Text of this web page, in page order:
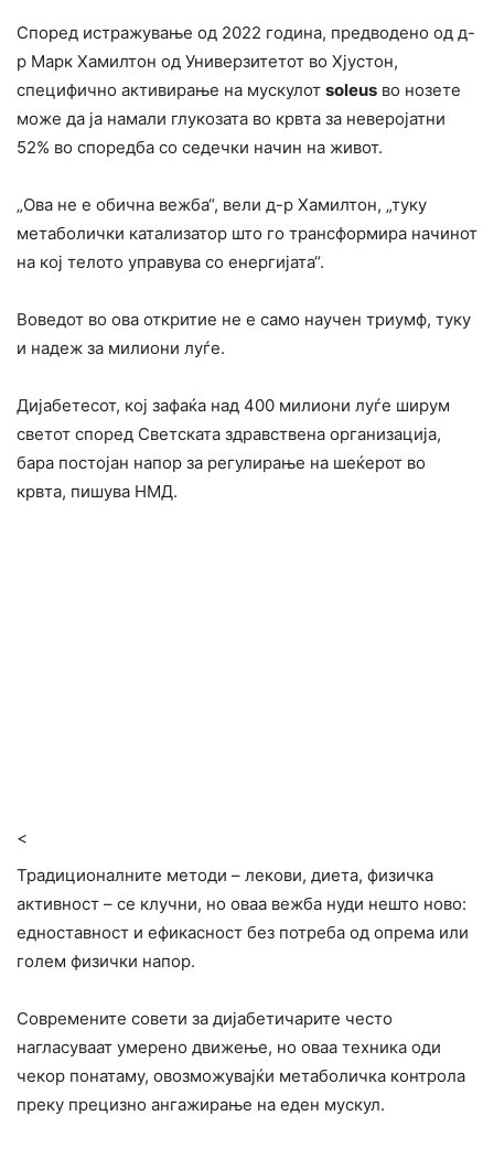
Според истражување од 2022 година, предводено од д-
р Марк Хамилтон од Универзитетот во Хјустон,
специфично активирање на мускулот soleus во нозете
може да ја намали глукозата во крвта за неверојатни
52% во споредба со седечки начин на живот.
„Ова не е обична вежба“, вели д-р Хамилтон, „туку
метаболички катализатор што го трансформира начинот
на кој телото управува со енергијата“.
Воведот во ова откритие не е само научен триумф, туку
и надеж за милиони луѓе.
Дијабетесот, кој зафаќа над 400 милиони луѓе ширум
светот според Светската здравствена организација,
бара постојан напор за регулирање на шеќерот во
крвта, пишува НМД.
<
Традиционалните методи – лекови, диета, физичка
активност – се клучни, но оваа вежба нуди нешто ново:
едноставност и ефикасност без потреба од опрема или
голем физички напор.
Современите совети за дијабетичарите често
нагласуваат умерено движење, но оваа техника оди
чекор понатаму, овозможувајќи метаболичка контрола
преку прецизно ангажирање на еден мускул.